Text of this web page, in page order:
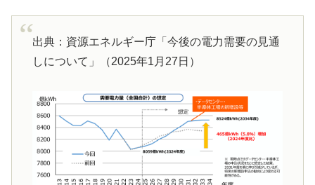
出典：資源エネルギー庁「今後の電力需要の見通
しについて」（2025年1月27日）